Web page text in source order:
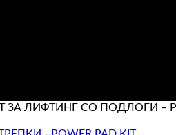
ЗА ЛИФТИНГ СО ПОДЛОГИ –